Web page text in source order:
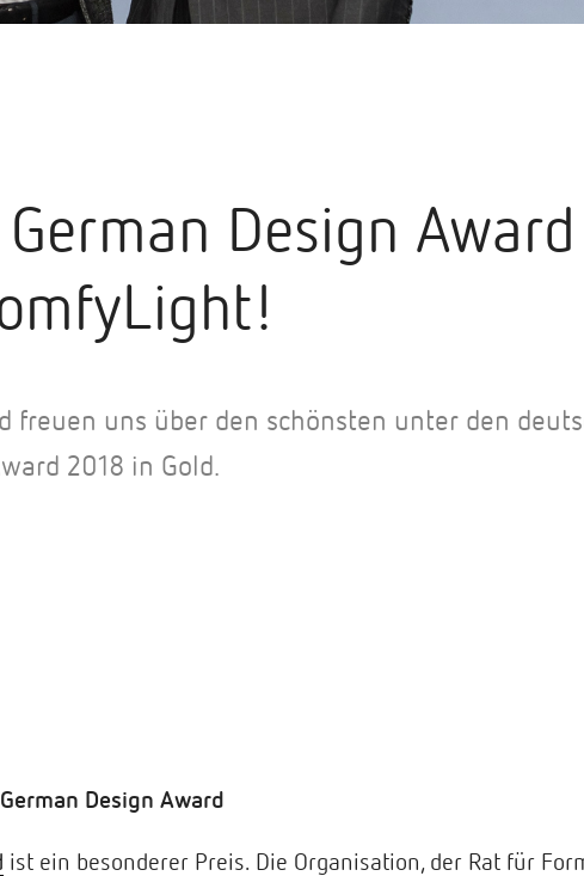
Design
freuen uns über den schönsten unter den
2018 in Gold.
Design Award
ist ein besonderer Preis. Die Organisation, der Rat für